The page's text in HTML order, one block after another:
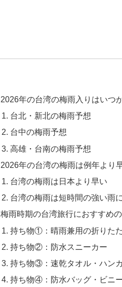
2026年の台湾の梅雨入りはいつ
台北・新北の梅雨予想
台中の梅雨予想
高雄・台南の梅雨予想
2026年の台湾の梅雨は例年より
台湾の梅雨は日本より早い
台湾の梅雨は短時間の強い雨
梅雨時期の台湾旅行におすすめ
持ち物①：晴雨兼用の折りた
持ち物②：防水スニーカー
持ち物③：速乾タオル・ハン
持ち物④：防水バッグ・ビニ